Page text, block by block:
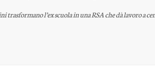
l’ex scuola in una RSA che dà lavoro a